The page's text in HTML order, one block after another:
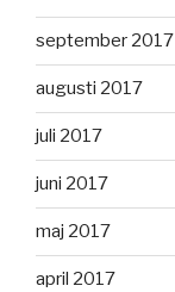
september 2017
augusti 2017
juli 2017
juni 2017
maj 2017
april 2017